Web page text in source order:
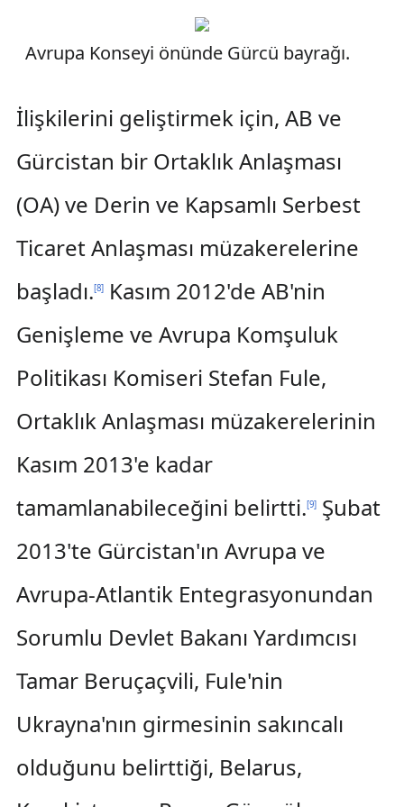
Avrupa Konseyi önünde Gürcü bayrağı.
İlişkilerini geliştirmek için, AB ve
Gürcistan bir Ortaklık Anlaşması
(OA) ve Derin ve Kapsamlı Serbest
Ticaret Anlaşması müzakerelerine
başladı.[8]Kasım 2012'de AB'nin
Genişleme ve Avrupa Komşuluk
Politikası Komiseri Stefan Fule,
Ortaklık Anlaşması müzakerelerinin
Kasım 2013'e kadar
tamamlanabileceğini belirtti.[9]Şubat
2013'te Gürcistan'ın Avrupa ve
Avrupa-Atlantik Entegrasyonundan
Sorumlu Devlet Bakanı Yardımcısı
Tamar Beruçaçvili, Fule'nin
Ukrayna'nın girmesinin sakıncalı
olduğunu belirttiği, Belarus,